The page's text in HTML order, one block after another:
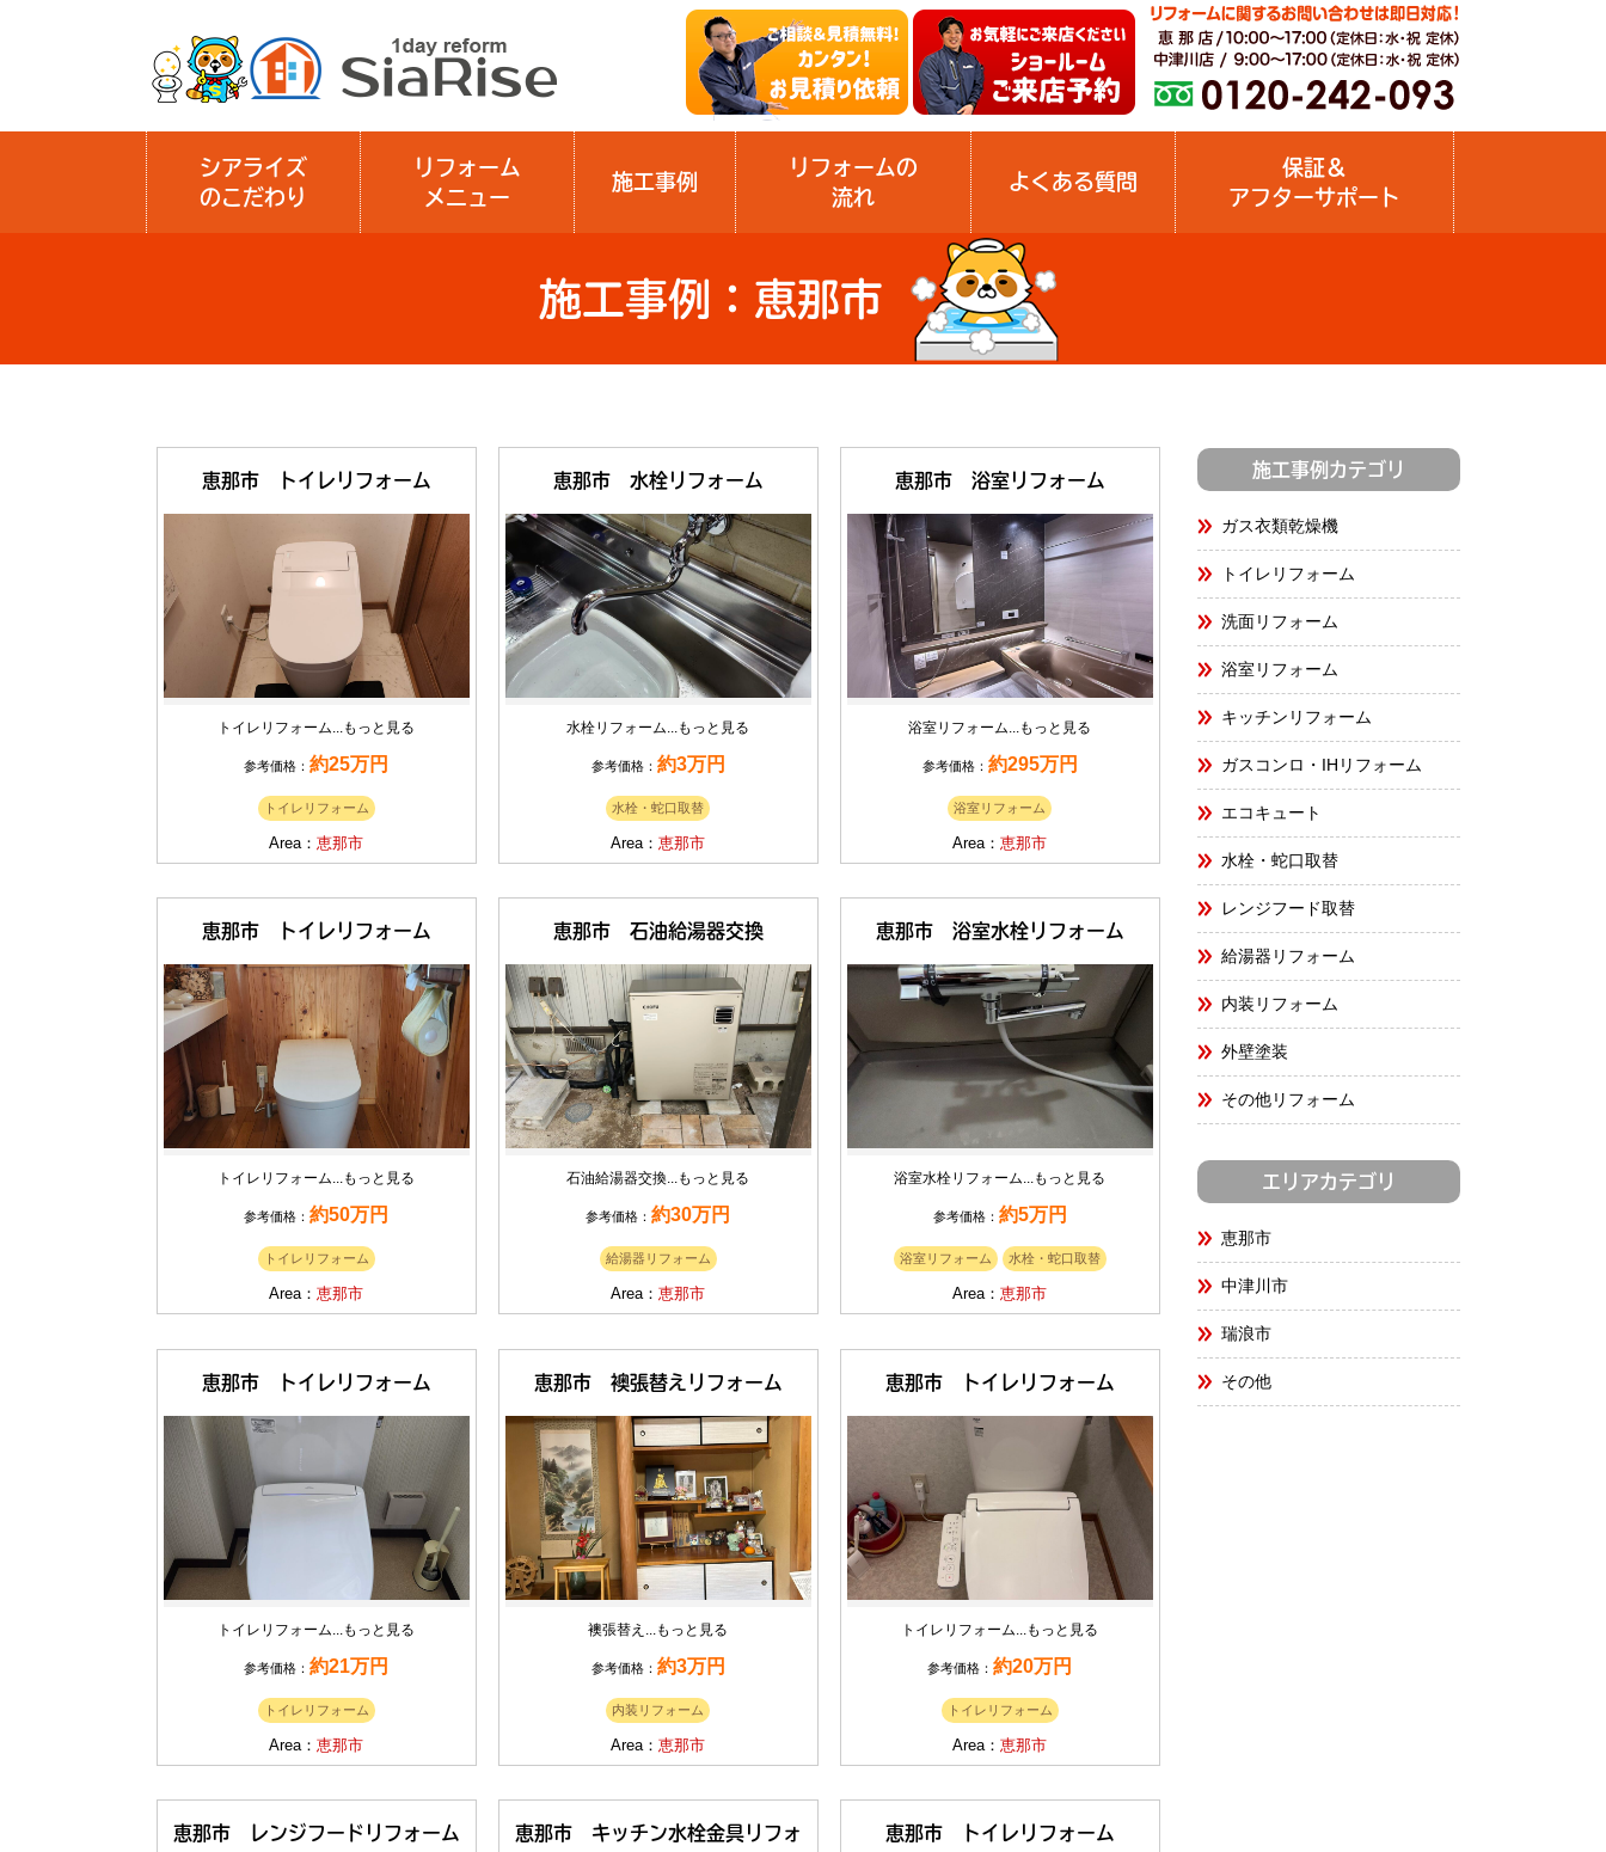
シアライズ
のこだわり
リフォーム
メニュー
施工事例
リフォームの
流れ
よくある質問
保証＆
アフターサポート
施工事例：恵那市
恵那市 トイレリフォーム
トイレリフォーム... もっと見る
参考価格：約25万円
トイレリフォーム
Area：恵那市
恵那市 水栓リフォーム
水栓リフォーム... もっと見る
参考価格： 約3万円
水栓・蛇口取替
Area：恵那市
恵那市 浴室リフォーム
浴室リフォーム... もっと見る
参考価格： 約295万円
浴室リフォーム
Area：恵那市
恵那市 トイレリフォーム
トイレリフォーム...もっと見る
参考価格：約50万円
トイレリフォーム
Area：恵那市
恵那市 石油給湯器交換
石油給湯器交換...もっと見る
参考価格：約30万円
給湯器リフォーム
Area：恵那市
恵那市 浴室水栓リフォーム
浴室水栓リフォーム...もっと見る
参考価格： 約5万円
浴室リフォーム 水栓・蛇口取替
Area：恵那市
恵那市 トイレリフォーム
トイレリフォーム... もっと見る
参考価格：約21万円
トイレリフォーム
Area：恵那市
恵那市 襖張替えリフォーム
襖張替え... もっと見る
参考価格： 約3万円
内装リフォーム
Area：恵那市
恵那市 トイレリフォーム
トイレリフォーム... もっと見る
参考価格：約20万円
トイレリフォーム
Area：恵那市
恵那市 レンジフードリフォーム
恵那市 キッチン水栓金具リフォ
恵那市 トイレリフォーム
施工事例カテゴリ
ガス衣類乾燥機
トイレリフォーム
洗面リフォーム
浴室リフォーム
キッチンリフォーム
ガスコンロ・IHリフォーム
エコキュート
水栓・蛇口取替
レンジフード取替
給湯器リフォーム
内装リフォーム
外壁塗装
その他リフォーム
エリアカテゴリ
恵那市
中津川市
瑞浪市
その他